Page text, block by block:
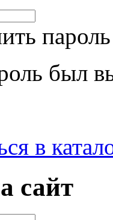
пароль
был
в
сайт